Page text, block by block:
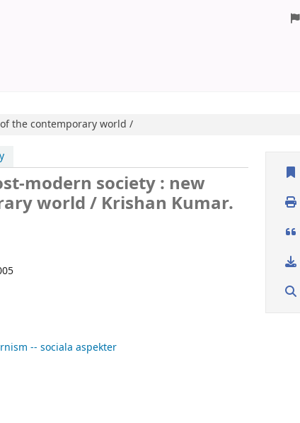
the contemporary world /
modern society : new
world / Krishan Kumar.
-- sociala aspekter